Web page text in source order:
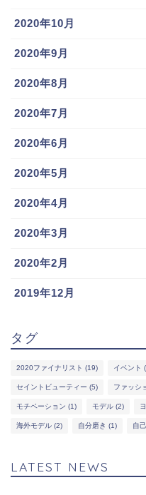
2020年10月
2020年9月
2020年8月
2020年7月
2020年6月
2020年5月
2020年4月
2020年3月
2020年2月
2019年12月
タグ
2020ファイナリスト (19) イベント
セイントビューティー (5) ファッシ
モチベーション (1) モデル (2)
海外モデル (2) 自分磨き (1) 自
LATEST NEWS